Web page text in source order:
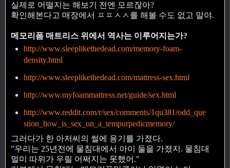
실제로 어떨지는 해보기 전엔 모르잖아?
확인해본다고 매장에서 ㅍㅍㅅㅅ를 해볼 수도 없고 말야.
메모리폼 매트리스 위에서 역사는 이루어지는가?
http://www.sleeplikethedead.com/memory-foam-
density.html
http://www.sleeplikethedead.com/mattress-sex.html
http://www.myfoammattress.net/guide/sex.html
http://www.reddit.com/r/sex/comments/1qu381/odd_que
stion_how_is_sex_on_a_tempurpedicmemory/
그러다가 한 아저씨의 썰에 용기를 가졌다.
"우리는 25년전에 물침대에서 아이 둘을 가졌지. 물침대
멀미 따위가 우릴 어쩌지는 못했어."